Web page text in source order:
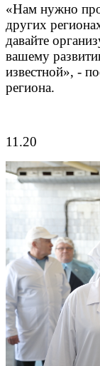
«Нам нужно
других
давайте
вашему
известной», -
региона.
11.20